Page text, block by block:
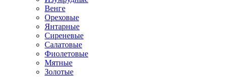
Венге
Ореховые
Янтарные
Сиреневые
Салатовые
Фиолетовые
Мятные
Золотые